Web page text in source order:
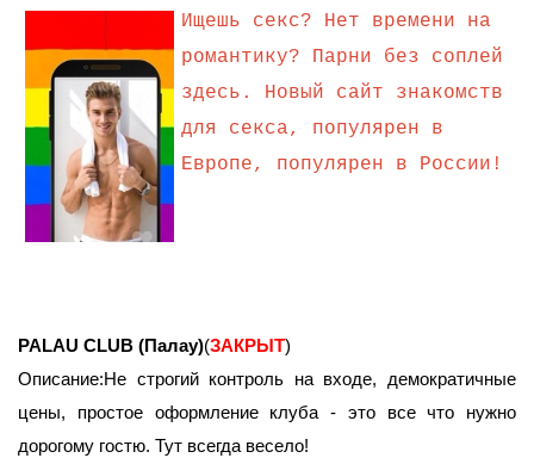
Ищешь секс? Нет времени на
романтику? Парни без соплей
здесь. Новый сайт знакомств
для секса, популярен в
Европе, популярен в России!
PALAU CLUB (Палау)(ЗАКРЫТ)
Описание:Не строгий контроль на входе, демократичные
цены, простое оформление клуба - это все что нужно
дорогому гостю. Тут всегда весело!